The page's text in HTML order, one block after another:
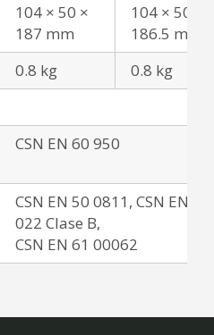
104 × 50 ×
187 mm
104 × 50 ×
186.5 mm
0.8 kg
0.8 kg
CSN EN 60 950
CSN EN 50 0811, CSN EN 55
022 Clase B,
CSN EN 61 00062